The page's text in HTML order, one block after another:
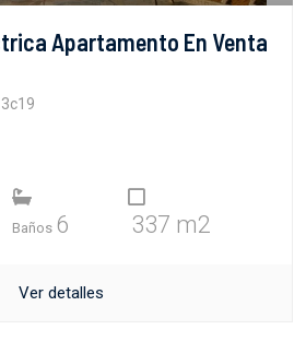
Apartamento En Venta
3c19
Baños 6 337 m2
Ver detalles